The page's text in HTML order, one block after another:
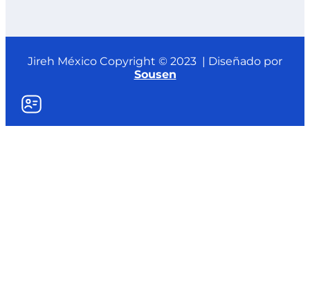
Jireh México Copyright © 2023 | Diseñado por
Sousen